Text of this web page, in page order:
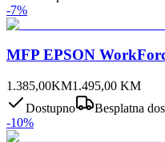
-7%
MFP EPSON
1.385,00KM1.495,00 KM
Dostupno
Besplatna
-10%